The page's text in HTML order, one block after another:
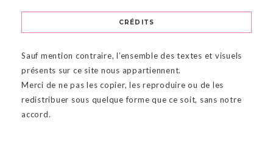
CRÉDITS
Sauf mention contraire, l’ensemble des textes et visuels
présents sur ce site nous appartiennent.
Merci de ne pas les copier, les reproduire ou de les
redistribuer sous quelque forme que ce soit, sans notre
accord.